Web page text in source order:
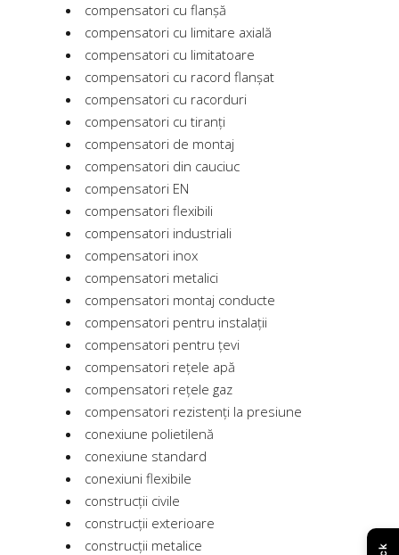
compensatori cu flanșă
compensatori cu limitare axială
compensatori cu limitatoare
compensatori cu racord flanșat
compensatori cu racorduri
compensatori cu tiranți
compensatori de montaj
compensatori din cauciuc
compensatori EN
compensatori flexibili
compensatori industriali
compensatori inox
compensatori metalici
compensatori montaj conducte
compensatori pentru instalații
compensatori pentru țevi
compensatori rețele apă
compensatori rețele gaz
compensatori rezistenți la presiune
conexiune polietilenă
conexiune standard
conexiuni flexibile
construcții civile
construcții exterioare
construcții metalice